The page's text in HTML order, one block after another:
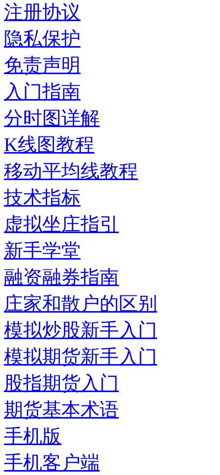
注册协议
隐私保护
免责声明
入门指南
分时图详解
K线图教程
移动平均线教程
技术指标
虚拟坐庄指引
新手学堂
融资融券指南
庄家和散户的区别
模拟炒股新手入门
模拟期货新手入门
股指期货入门
期货基本术语
手机版
手机客户端